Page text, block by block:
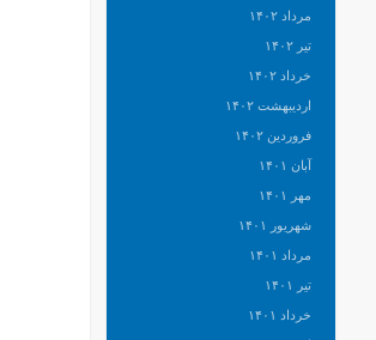
مرداد ۱۴۰۲
تیر ۱۴۰۲
خرداد ۱۴۰۲
اردیبهشت ۱۴۰۲
فروردین ۱۴۰۲
آبان ۱۴۰۱
مهر ۱۴۰۱
شهریور ۱۴۰۱
مرداد ۱۴۰۱
تیر ۱۴۰۱
خرداد ۱۴۰۱